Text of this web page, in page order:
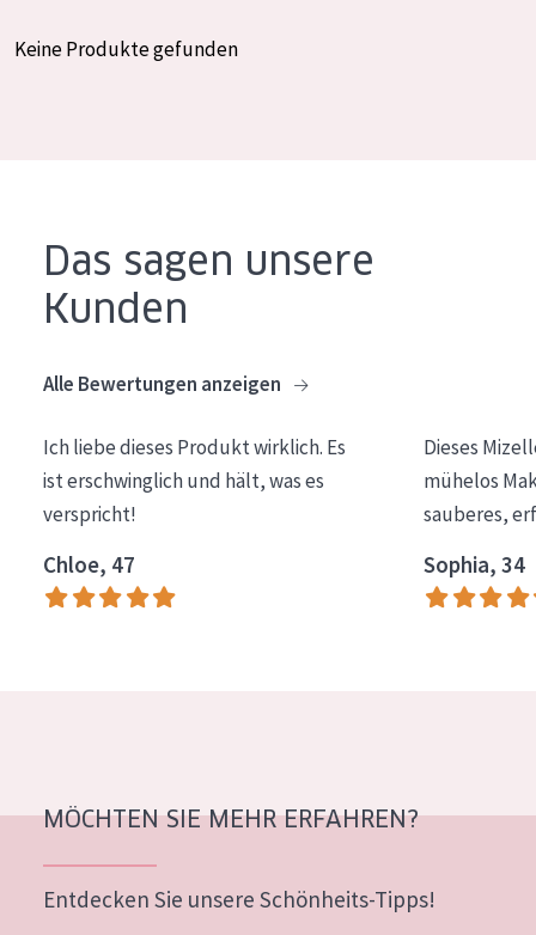
Mischhaut und fettige Haut
Reife Haut
Jedes alter
Alter: 35 to 55
Reife Haut
Keine Produkte gefunden
Das sagen unsere
Kunden
Alle Bewertungen anzeigen
Ich liebe dieses Produkt wirklich. Es
ist erschwinglich und hält, was es
verspricht!
Chloe, 47
Dieses
mühelos
sauberes,
Sophia, 34
MÖCHTEN SIE MEHR ERFAHREN?
Entdecken Sie unsere Schönheits-Tipps!